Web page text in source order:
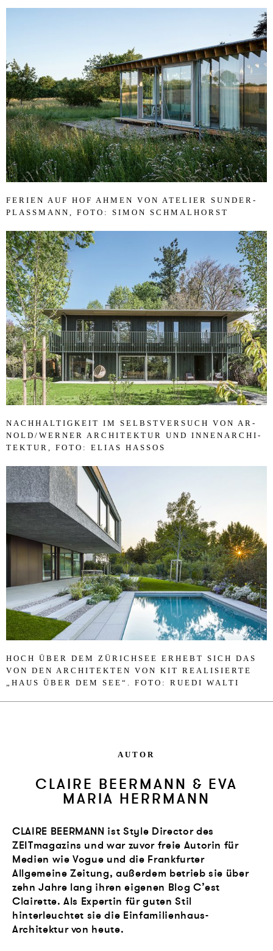
FE­RI­EN AUF HOF AH­MEN VON ATE­LIER SUN­DER-
PLASSMANN, FOTO: SI­MON SCHMAL­HORST
NACH­HAL­TIG­KEIT IM SELB­ST­VER­SUCH VON AR­
NOLD/​WER­NER AR­CHI­TEK­TUR UND IN­NE­N­A­RCHI­
TEK­TUR, FOTO: ELI­AS HASSOS
HOCH ÜBER DEM ZÜRICH­SEE ER­HEBT SICH DAS
VON DEN AR­CHI­TEK­TEN VON KIT REA­LI­SI­ER­TE
„HAUS ÜBER DEM SEE“. FOTO: RUE­DI WAL­TI
AUTOR
CLAIRE BEERMANN & EVA
MARIA HERRMANN
CLAIRE BEERMANN ist Style Director des
ZEITmagazins und war zuvor freie Autorin für
Medien wie Vogue und die Frankfurter
Allgemeine Zeitung, außerdem betrieb sie über
zehn Jahre lang ihren eigenen Blog C’est
Clairette. Als Expertin für guten Stil
hinterleuchtet sie die Einfamilienhaus-
Architektur von heute.